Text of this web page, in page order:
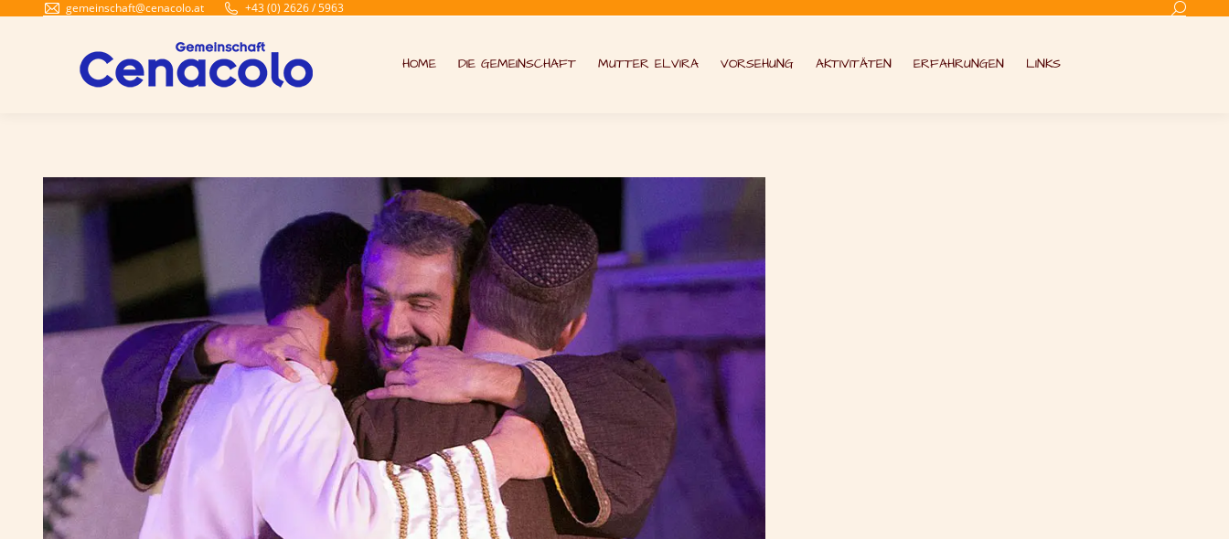
gemeinschaft@cenacolo.at +43 (0) 2626 / 5963 Search:
HOME DIE GEMEINSCHAFT MUTTER ELVIRA VORSEHUNG AKTIVITÄTEN ERFAHRUNGEN LINKS